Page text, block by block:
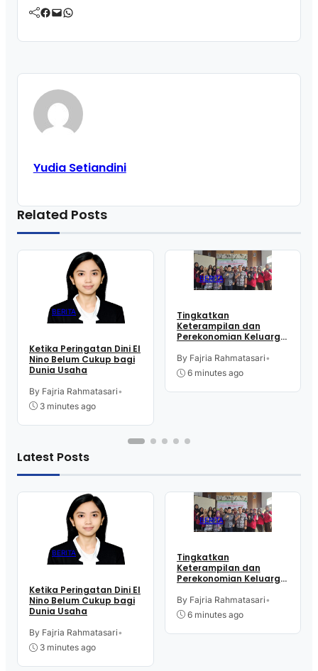
Facebook Mail WhatsApp
Yudia Setiandini
Related Posts
BERITA
Ketika Peringatan Dini El
Nino Belum Cukup bagi
Dunia Usaha
By Fajria Rahmatasari•
3 minutes ago
BERITA
Tingkatkan
Keterampilan dan
Perekonomian Keluarga,
Kelurahan Purworejo
Ikut Pelatihan Menjahit
By Fajria Rahmatasari•
6 minutes ago
Latest Posts
BERITA
Ketika Peringatan Dini El
Nino Belum Cukup bagi
Dunia Usaha
By Fajria Rahmatasari•
3 minutes ago
BERITA
Tingkatkan
Keterampilan dan
Perekonomian Keluarga,
Kelurahan Purworejo
Ikut Pelatihan Menjahit
By Fajria Rahmatasari•
6 minutes ago